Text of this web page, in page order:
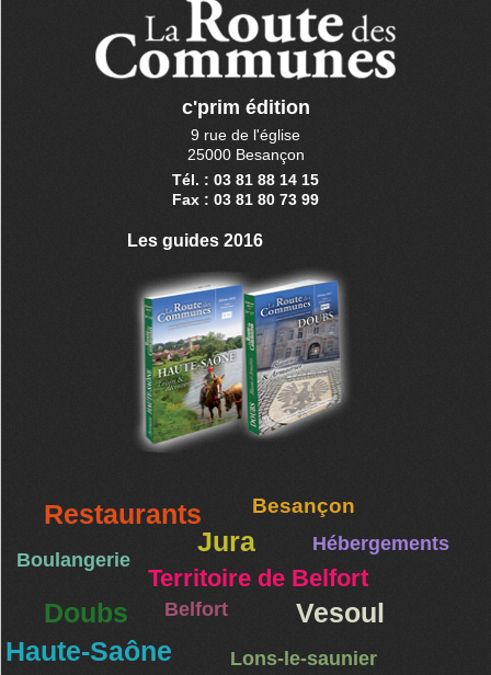
c'prim édition
9 rue de l'église
25000 Besançon
Tél. : 03 81 88 14 15
Fax : 03 81 80 73 99
Les guides 2016
Restaurants Besançon
Jura Hébergements
Boulangerie
Territoire de Belfort
Doubs Belfort
Vesoul
Haute-Saône
Lons-le-saunier